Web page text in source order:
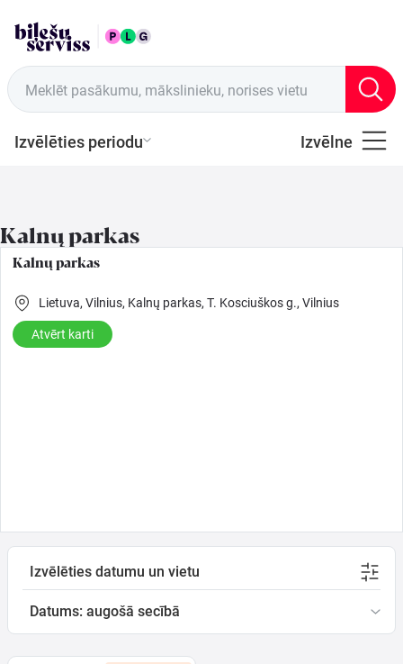
Meklēt pasākumu, mākslinieku, norises vietu
Izvēlēties periodu Izvēlne
LAT Tirdzniecības vietas
Mūzika
Mūzika
Teātris
Semināri
Dāvanu
kartes
Kalnų parkas
Kalnų parkas
Lietuva, Vilnius, Kalnų parkas, T. Kosciuškos g., Vilnius
Atvērt karti
Izvēlēties datumu un vietu
Datums: augošā secībā